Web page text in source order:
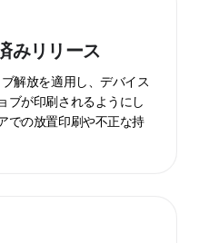
みリリース
解放を適用し、デバイス
ブが印刷されるようにし
での放置印刷や不正な持